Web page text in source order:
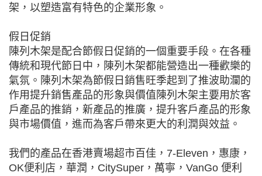
架，以塑造富有特色的企業形象。
假日促銷
陳列木架是配合節假日促銷的一個重要手段。在各種
傳統和現代節日中，陳列木架都能營造出一種歡樂的
氣氛。陳列木架為節假日銷售旺季起到了推波助瀾的
作用提升銷售產品的形象與價值陳列木架主要用於客
戶產品的推銷，新產品的推廣，提升客戶產品的形象
與市場價值，進而為客戶帶來更大的利潤與效益。
我們的產品在香港賣場超市百佳，7-Eleven，惠康，
OK便利店，華潤，CitySuper，萬寧，VanGo 便利